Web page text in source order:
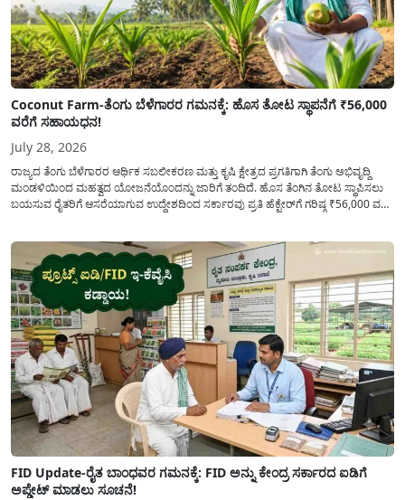
Coconut Farm-ತೆಂಗು ಬೆಳೆಗಾರರ ಗಮನಕ್ಕೆ: ಹೊಸ ತೋಟ ಸ್ಥಾಪನೆಗೆ ₹56,000
ವರೆಗೆ ಸಹಾಯಧನ!
July 28, 2026
ರಾಜ್ಯದ ತೆಂಗು ಬೆಳೆಗಾರರ ಆರ್ಥಿಕ ಸಬಲೀಕರಣ ಮತ್ತು ಕೃಷಿ ಕ್ಷೇತ್ರದ ಪ್ರಗತಿಗಾಗಿ ತೆಂಗು ಅಭಿವೃದ್ದಿ
ಮಂಡಳಿಯಿಂದ ಮಹತ್ವದ ಯೋಜನೆಯೊಂದನ್ನು ಜಾರಿಗೆ ತಂದಿದೆ. ಹೊಸ ತೆಂಗಿನ ತೋಟ ಸ್ಥಾಪಿಸಲು
ಬಯಸುವ ರೈತರಿಗೆ ಆಸರೆಯಾಗುವ ಉದ್ದೇಶದಿಂದ ಸರ್ಕಾರವು ಪ್ರತಿ ಹೆಕ್ಟೇರ್‌ಗೆ ಗರಿಷ್ಠ ₹56,000 ವರೆಗೆ
FID Update-ರೈತ ಬಾಂಧವರ ಗಮನಕ್ಕೆ: FID ಅನ್ನು ಕೇಂದ್ರ ಸರ್ಕಾರದ ಐಡಿಗೆ
ಅಪ್ಡೇಟ್ ಮಾಡಲು ಸೂಚನೆ!